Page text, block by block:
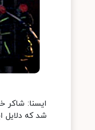
ایسنا: شاکر
شد که دلایل